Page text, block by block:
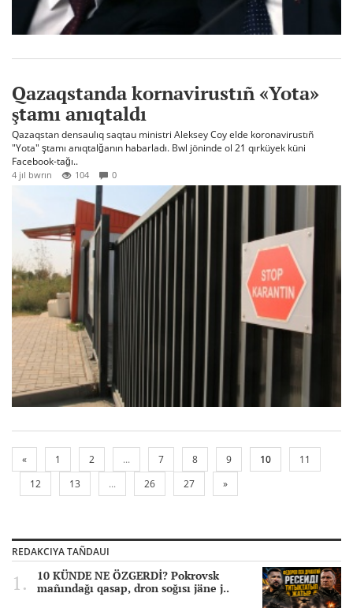
Qazaqstanda kornavirustıñ «Yota»
ştamı anıqtaldı
Qazaqstan densaulıq saqtau ministri Aleksey Coy elde koronavirustıñ
"Yota" ştamı anıqtalğanın habarladı. Bwl jöninde ol 21 qırküyek küni
Facebook-tağı..
4 jıl bwrın 104 0
« 1 2 ... 7 8 9 10
11
12
13 ... 26 27 »
REDAKCIYA TAÑDAUI
10 KÜNDE NE ÖZGERDİ? Pokrovsk
mañındağı qasap, dron soğısı jäne j..